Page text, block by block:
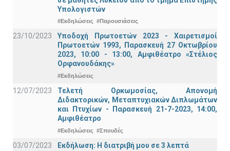
Υπολογιστών
#Εκδηλώσεις #Παρουσιάσεις
23/10/2023
Υποδοχή Πρωτοετών 2023 - Χαιρετισμοί
Πρωτοετών 1993, Παρασκευή 27 Οκτωβρίου
2023, 10:00 - 13:00, Αμφιθέατρο «Στέλιος
Ορφανουδάκης»
#Εκδηλώσεις
12/07/2023
Τελετή Ορκωμοσίας, Απονομή
Διδακτορικών, Μεταπτυχιακών Διπλωμάτων
και Πτυχίων - Παρασκευή 21-7-2023, 14:00,
Αμφιθέατρο
#Εκδηλώσεις #Σπουδές
03/07/2023 Εκδήλωση: Η διατριβή μου σε 3 λεπτά